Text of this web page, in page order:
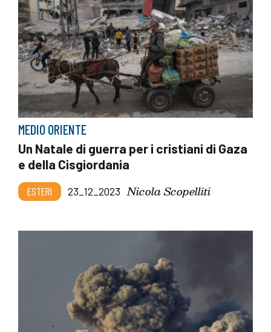
MEDIO ORIENTE
Un Natale di guerra per i cristiani di Gaza
e della Cisgiordania
ESTERI 23_12_2023 Nicola Scopelliti